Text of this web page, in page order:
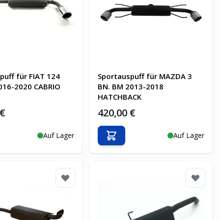
für FIAT 124
2020 CABRIO
Auf Lager
Warenkorb
Sportauspuff für MAZDA 3
BN. BM 2013-2018
HATCHBACK
420,00 €
Auf Lager
In den Warenkorb